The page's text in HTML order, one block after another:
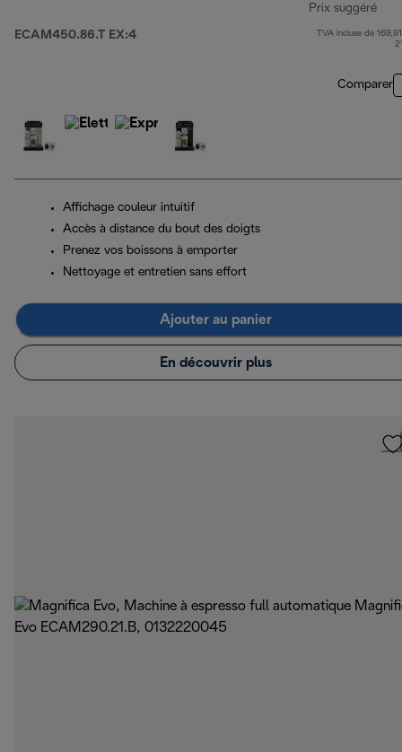
ECAM450.86.T EX:4
Prix suggéré
TVA incluse de
Comparer
Affichage couleur intuitif
Accès à distance du bout des doigts
Prenez vos boissons à emporter
Nettoyage et entretien sans effort
Ajouter au panier
En découvrir plus